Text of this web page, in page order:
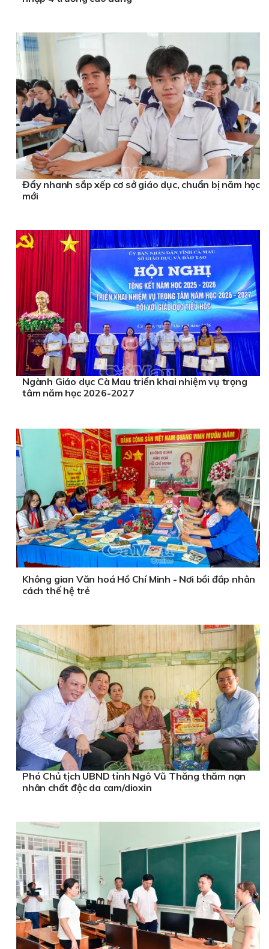
Đẩy nhanh sắp xếp cơ sở giáo dục, chuẩn bị năm học
mới
Ngành Giáo dục Cà Mau triển khai nhiệm vụ trọng
tâm năm học 2026-2027
Không gian Văn hoá Hồ Chí Minh - Nơi bồi đắp nhân
cách thế hệ trẻ
Phó Chủ tịch UBND tỉnh Ngô Vũ Thăng thăm nạn
nhân chất độc da cam/dioxin